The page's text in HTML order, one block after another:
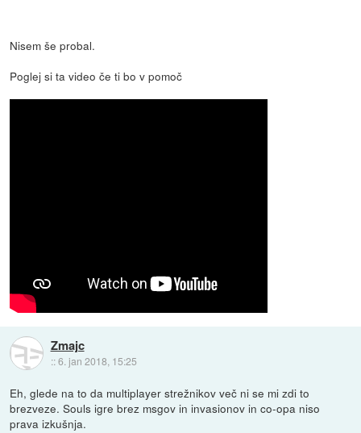
Nisem še probal.
Poglej si ta video če ti bo v pomoč
Zmajc
::6. jan 2018, 15:25
Eh, glede na to da multiplayer strežnikov več ni se mi zdi to
brezveze. Souls igre brez msgov in invasionov in co-opa niso
prava izkušnja.